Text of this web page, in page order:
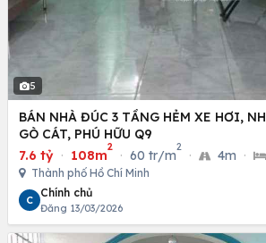
5
BÁN NHÀ ĐÚC 3 TẦNG HẺM XE HƠI,
GÒ CÁT, PHÚ HỮU Q9
7.6 tỷ · 108m
2
· 60 tr/m
2
· 4m ·
Thành phố Hồ Chí Minh
C
Chính chủ
Đăng 13/03/2026